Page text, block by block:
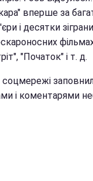
вперше за
і десятки
"Початок" і т. д.
і коментарями